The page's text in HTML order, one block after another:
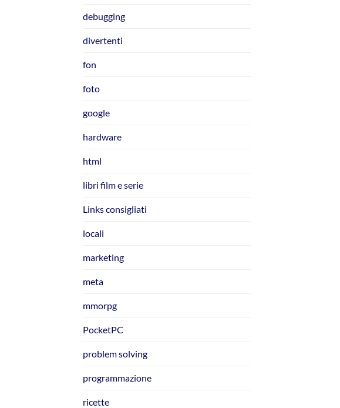
debugging
divertenti
fon
foto
google
hardware
html
libri film e serie
Links consigliati
locali
marketing
meta
mmorpg
PocketPC
problem solving
programmazione
ricette